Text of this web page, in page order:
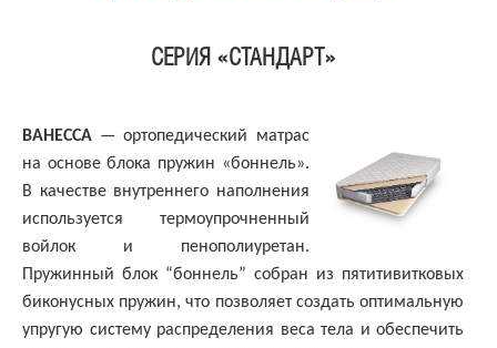
СЕРИЯ «СТАНДАРТ»
ВАНЕССА — ортопедический матрас
на основе блока пружин «боннель».
В качестве внутреннего наполнения
используется термоупрочненный
войлок и пенополиуретан.
Пружинный блок “боннель” собран из пятитивитковых
биконусных пружин, что позволяет создать оптимальную
упругую систему распределения веса тела и обеспечить